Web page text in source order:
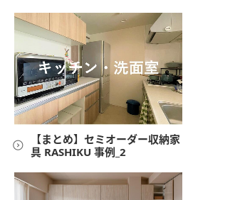
【まとめ】セミオーダー収納家
具 RASHIKU 事例_2